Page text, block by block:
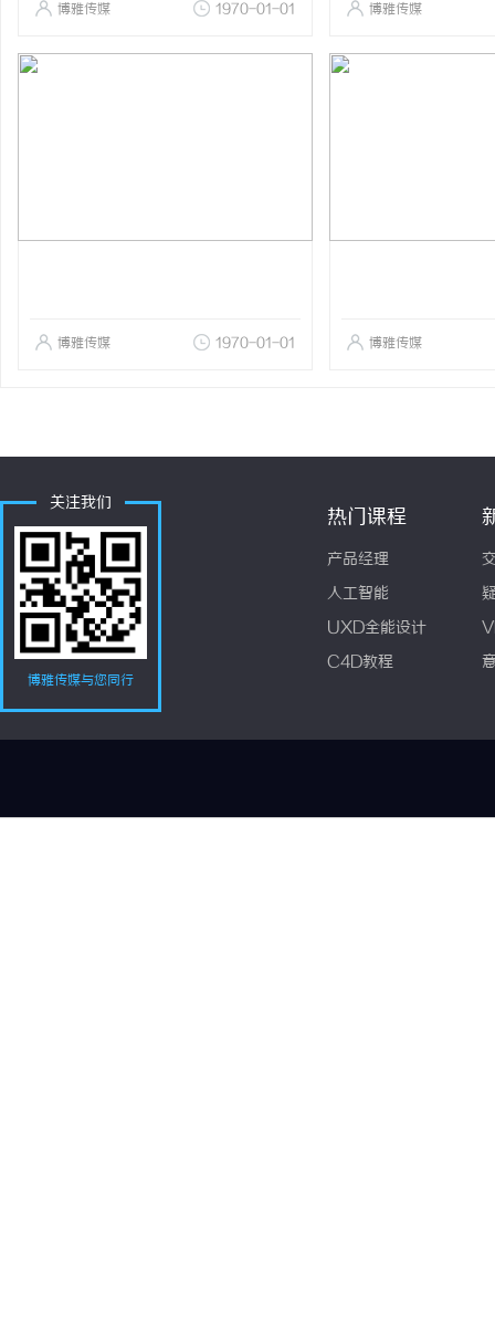
博雅传媒 1970-01-01 博雅传媒
博雅传媒 1970-01-01 博雅传媒
关注我们
博雅传媒与您同行
热门课程
产品经理
人工智能
UXD全能设计
C4D教程